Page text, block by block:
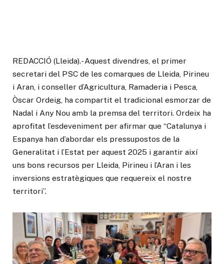
REDACCIÓ (Lleida).- Aquest divendres, el primer
secretari del PSC de les comarques de Lleida, Pirineu
i Aran, i conseller d’Agricultura, Ramaderia i Pesca,
Òscar Ordeig, ha compartit el tradicional esmorzar de
Nadal i Any Nou amb la premsa del territori. Ordeix ha
aprofitat l’esdeveniment per afirmar que “Catalunya i
Espanya han d’abordar els pressupostos de la
Generalitat i l’Estat per aquest 2025 i garantir així
uns bons recursos per Lleida, Pirineu i l’Aran i les
inversions estratègiques que requereix el nostre
territori”.